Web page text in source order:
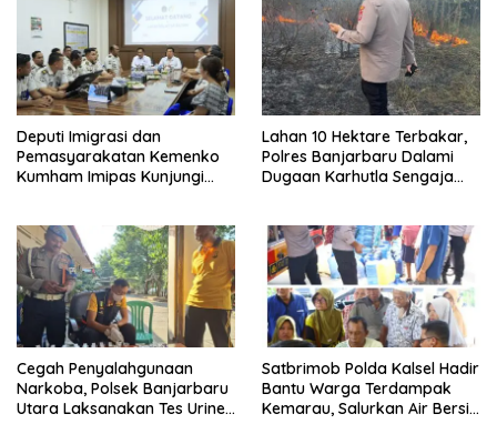
Deputi Imigrasi dan
Pemasyarakatan Kemenko
Kumham Imipas Kunjungi
Lahan 10 Hektare Terbakar,
Polres Banjarbaru Dalami
Dugaan Karhutla Sengaja
Cegah Penyalahgunaan
Narkoba, Polsek Banjarbaru
Utara Laksanakan Tes Urine
Satbrimob Polda Kalsel Hadir
Bantu Warga Terdampak
Kemarau, Salurkan Air Bersih